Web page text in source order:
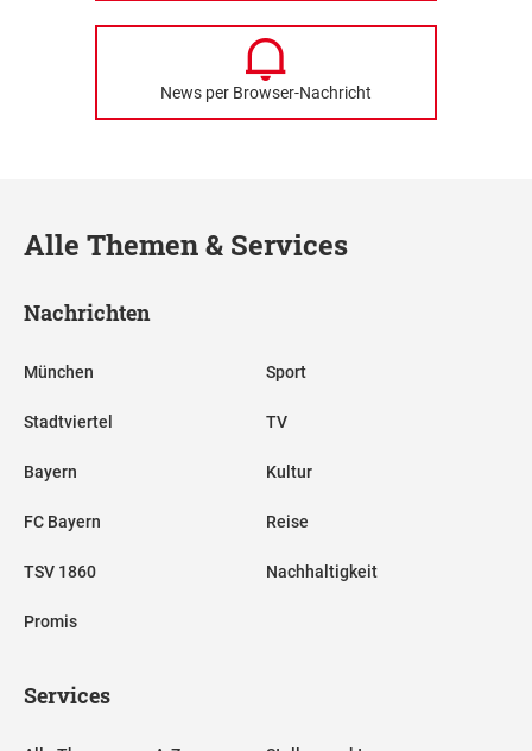
News per Browser-Nachricht
Alle Themen & Services
Nachrichten
München
Stadtviertel
Bayern
FC Bayern
TSV 1860
Promis
Sport
TV
Kultur
Reise
Nachhaltigkeit
Services